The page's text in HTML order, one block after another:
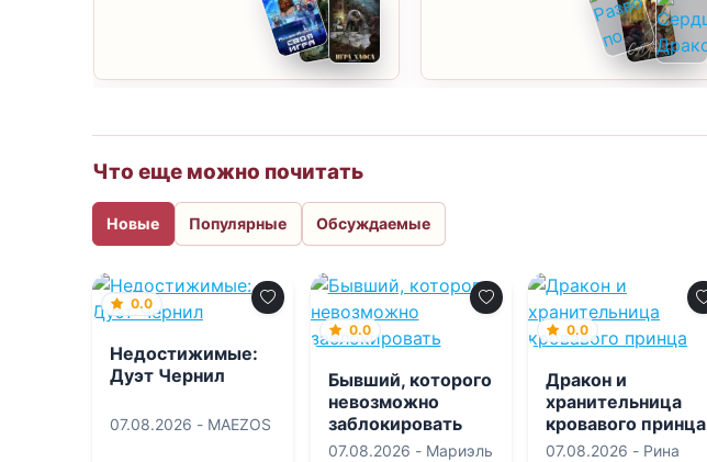
Что еще можно почитать
Новые Популярные Обсуждаемые
0.0
Недостижимые:
Дуэт Чернил
07.08.2026 - MAEZOS
0.0
Бывший, которого
невозможно
заблокировать
07.08.2026 - Мариэль
0.0
Дракон и
хранительница
кровавого принца
07.08.2026 - Рина